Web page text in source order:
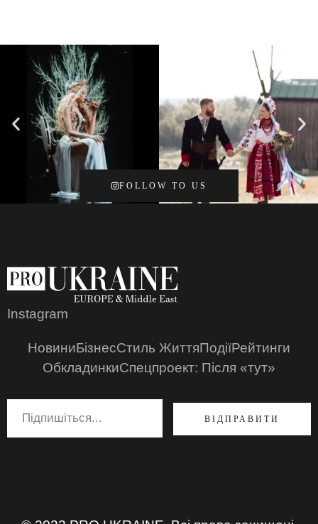
FOLLOW TO US
Instagram
НовиниБізнесСтиль ЖиттяПодіїРейтинги
ОбкладинкиСпецпроект: Після «тут»
ВІДПРАВИТИ